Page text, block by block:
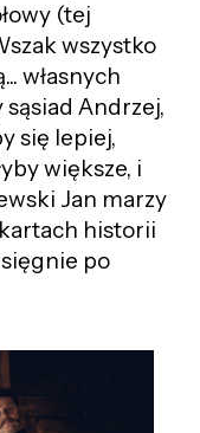
(tej
wszystko
własnych
Andrzej,
się lepiej,
większe, i
Jan marzy
historii
po